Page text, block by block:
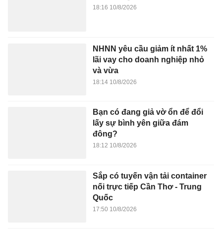
giờ, nhiều hơn khoảng 200 giờ so với người lao
cải tiến trong kinh doanh.
Rất nhiều người dân từ các nước láng giềng đã di
cư đến Thụy Sĩ và làm giàu cho đất nước theo
Đọc được sách hay, hãy gửi review cho Tri Thức -
những cảm nhận, những lý do mà người khác nên đọc
cuốn sách đó, hãy viết review và gửi về cho chúng tôi.
Tri Thức - Znews mở chuyên mục “Cuốn sách tôi đọc”,
là diễn đàn để chia sẻ review sách do bạn đọc gửi
books@znews.vn.Bài viết cần gửi